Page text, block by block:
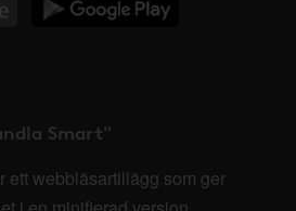
Smart"
ett webbläsartillägg som ger